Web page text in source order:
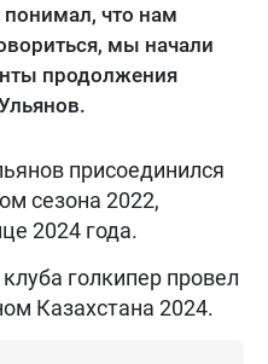
понимал, что нам
мы начали
продолжения
присоединился
сезона 2022,
2024 года.
голкипер провел
Казахстана 2024.